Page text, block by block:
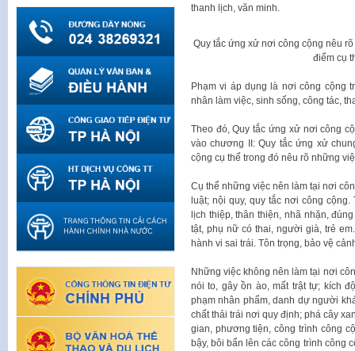
thanh lịch, văn minh.
Quy tắc ứng xử nơi công cộng nêu
điểm cụ
Phạm vi áp dụng là nơi công cộng
nhân làm việc, sinh sống, công tác,
Theo đó, Quy tắc ứng xử nơi công
vào chương II: Quy tắc ứng xử
cộng cụ thể trong đó nêu rõ những
Cụ thể những việc nên làm tại nơi
luật; nội quy, quy tắc nơi công
lịch thiệp, thân thiện, nhã nhặn,
tật, phụ nữ có thai, người già, trẻ
hành vi sai trái. Tôn trọng, bảo vệ
Những việc không nên làm tại nơi
nói to, gây ồn ào, mất trật tự; kích
phạm nhân phẩm, danh dự người
chất thải trái nơi quy định; phá cây
gian, phương tiện, công trình công
bậy, bôi bẩn lên các công trình công